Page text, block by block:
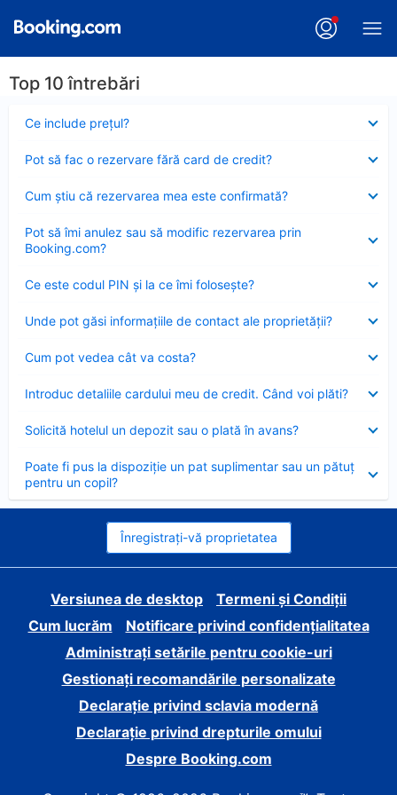
Top 10 întrebări
Ce include preţul?
închis
Pot să fac o rezervare fără card de credit?
închis
Cum ştiu că rezervarea mea este confirmată?
închis
Pot să îmi anulez sau să modific rezervarea prin
Booking.com?
închis
Ce este codul PIN şi la ce îmi foloseşte?
închis
Unde pot găsi informațiile de contact ale proprietății?
închis
Cum pot vedea cât va costa?
închis
Introduc detaliile cardului meu de credit. Când voi plăti?
închis
Solicită hotelul un depozit sau o plată în avans?
închis
Poate fi pus la dispoziție un pat suplimentar sau un pătuț
pentru un copil?
închis
Înregistrați-vă proprietatea
Versiunea de desktop
Termeni și Condiții
Cum lucrăm
Notificare privind confidențialitatea
Administrați setările pentru cookie-uri
Gestionați recomandările personalizate
Declarație privind sclavia modernă
Declarație privind drepturile omului
Despre Booking.com